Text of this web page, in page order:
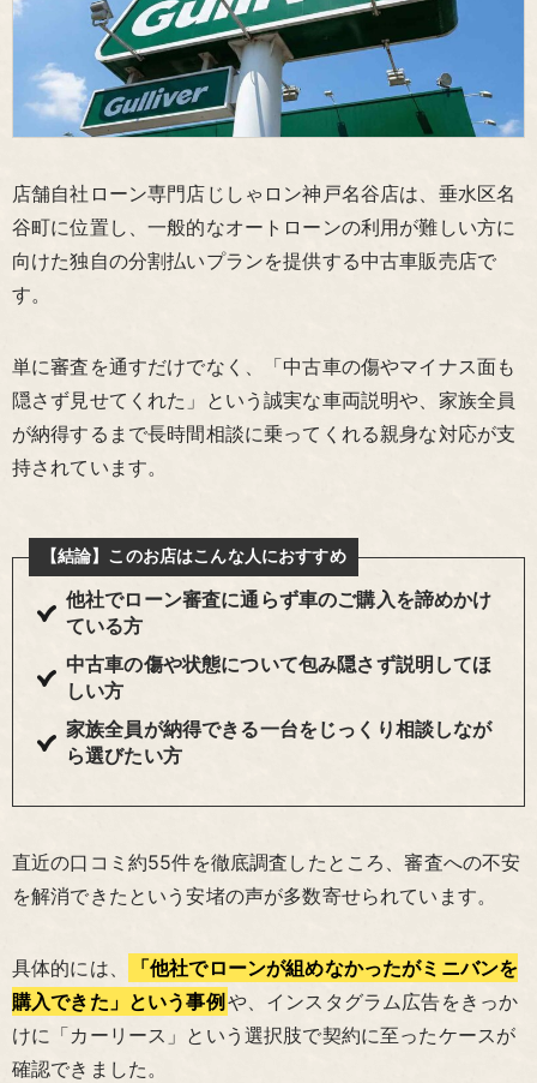
店舗自社ローン専門店じしゃロン神戸名谷店は、垂水区名
谷町に位置し、一般的なオートローンの利用が難しい方に
向けた独自の分割払いプランを提供する中古車販売店で
す。
単に審査を通すだけでなく、「中古車の傷やマイナス面も
隠さず見せてくれた」という誠実な車両説明や、家族全員
が納得するまで長時間相談に乗ってくれる親身な対応が支
持されています。
【結論】このお店はこんな人におすすめ
他社でローン審査に通らず車のご購入を諦めかけ
ている方
中古車の傷や状態について包み隠さず説明してほ
しい方
家族全員が納得できる一台をじっくり相談しなが
ら選びたい方
直近の口コミ約55件を徹底調査したところ、審査への不安
を解消できたという安堵の声が多数寄せられています。
具体的には、
「他社でローンが組めなかったがミニバンを
購入できた」という事例 や、インスタグラム広告をきっか
けに「カーリース」という選択肢で契約に至ったケースが
確認できました。